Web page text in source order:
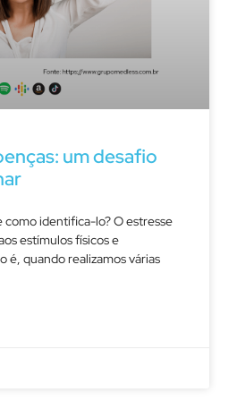
um desafio
como identifica-lo? O estresse
estímulos físicos e
é, quando realizamos várias